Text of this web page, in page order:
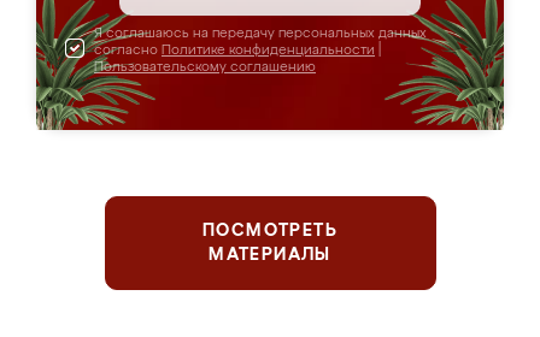
Я соглашаюсь на передачу персональных данных
согласно Политике конфиденциальности
Пользовательскому соглашению
ПОСМОТРЕТЬ
МАТЕРИАЛЫ